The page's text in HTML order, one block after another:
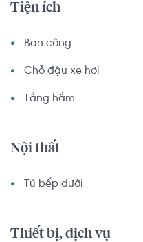
Tiện ích
Ban công
Chỗ đậu xe hơi
Tầng hầm
Nội thất
Tủ bếp dưới
Thiết bị, dịch vụ